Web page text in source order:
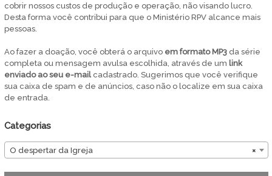
cobrir nossos custos de produção e operação, não visando lucro.
Desta forma você contribui para que o Ministério RPV alcance mais
pessoas.
Ao fazer a doação, você obterá o arquivo em formato MP3da série
completa ou mensagem avulsa escolhida, através de um link
enviado ao seu e-mailcadastrado. Sugerimos que você verifique
sua caixa de spam e de anúncios, caso não o localize em sua caixa
de entrada.
Categorias
×
O despertar da Igreja